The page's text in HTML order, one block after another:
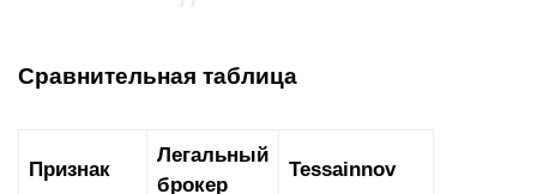
Сравнительная таблица
Признак
Легальный
брокер
Tessainnov